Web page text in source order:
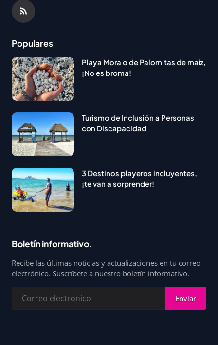
Populares
Playa Mora o de Palomitas de maíz,
¡No es broma!
Turismo de Inclusión a Personas
con Discapacidad
3 Destinos playeros incluyentes,
¡te van a sorprender!
Boletín informativo.
Recibe las últimas noticias y actualizaciones en tu correo
electrónico. Suscríbete a nuestro boletín informativo.
Enviar